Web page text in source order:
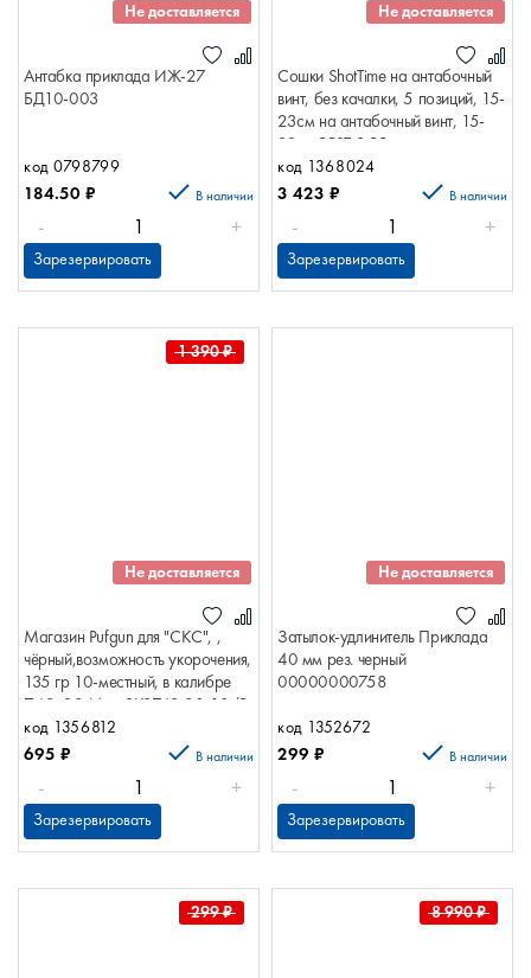
Не доставляется
Антабка приклада ИЖ-27
БД10-003
код 0798799
184.50 ₽ В наличии
- +
Зарезервировать
Не доставляется
Сошки ShotTime на антабочный
винт, без качалки, 5 позиций, 15-
23см на антабочный винт, 15-
23см BPST-S-BR
код 1368024
3 423 ₽ В наличии
- +
Зарезервировать
1 390₽
Не доставляется
Магазин Pufgun для "СКС", ,
чёрный,возможность укорочения,
135 гр 10-местный, в калибре
7,62х39 Mag SKS762 30-10/B
код 1356812
695 ₽ В наличии
- +
Зарезервировать
Не доставляется
Затылок-удлинитель Приклада
40 мм рез. черный
00000000758
код 1352672
299 ₽ В наличии
- +
Зарезервировать
299₽ 8 990₽